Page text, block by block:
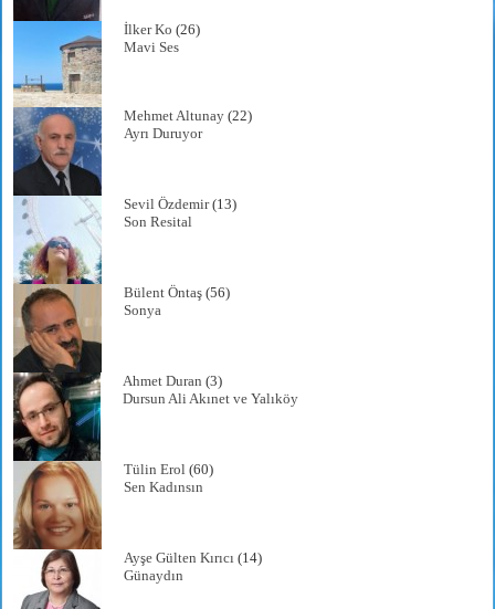
İlker Ko (26)
Mavi Ses
Mehmet Altunay (22)
Ayrı Duruyor
Sevil Özdemir(13)
Son Resital
Bülent Öntaş (56)
Sonya
Ahmet Duran (3)
Dursun Ali Akınet ve Yalıköy
Tülin Erol (60)
Sen Kadınsın
Ayşe Gülten Kırıcı (14)
Günaydın